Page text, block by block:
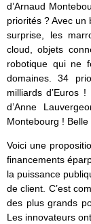
d’Arnaud
priorités ? Avec un
surprise, les
cloud, objets
robotique qui ne
domaines. 34
milliards d’Euros
d’Anne
Montebourg ! Belle
Voici une
financements
la puissance
de client. C’est
des plus grands
Les innovateurs